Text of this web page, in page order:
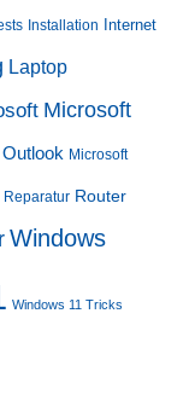
Installation Internet
Laptop
Microsoft
Microsoft
Reparatur Router
Windows
Windows 11 Tricks